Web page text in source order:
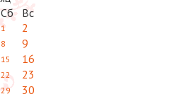
Сб Вс
1 2
8 9
15 16
22 23
29 30